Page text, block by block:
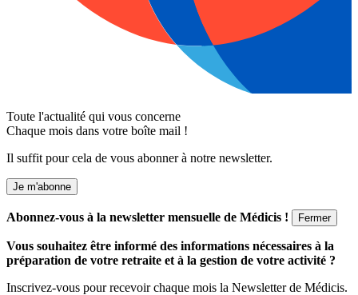
Toute l'actualité qui vous concerne
Chaque mois dans votre boîte mail !
Il suffit pour cela de vous abonner à notre newsletter.
Je m'abonne
Abonnez-vous à la newsletter mensuelle de Médicis ! Fermer
Vous souhaitez être informé des informations nécessaires à la
préparation de votre retraite et à la gestion de votre activité ?
Inscrivez-vous pour recevoir chaque mois la Newsletter de Médicis.